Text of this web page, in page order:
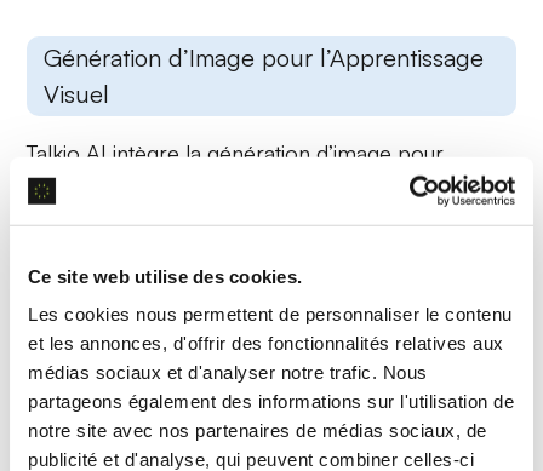
Ce site web utilise des cookies.
Les cookies nous permettent de personnaliser le contenu
et les annonces, d'offrir des fonctionnalités relatives aux
médias sociaux et d'analyser notre trafic. Nous
partageons également des informations sur l'utilisation de
notre site avec nos partenaires de médias sociaux, de
publicité et d'analyse, qui peuvent combiner celles-ci
Génération d’Image pour l’Apprentissage
Visuel
Talkio AI intègre lagénération d’image pour
illustrer des concepts linguistiques, aidant à la
mémorisation et à la compréhension visuelle des
Exemple d’utilisation
Lors d’une leçon, des images générées montrent
le contexte des mots, facilitant ainsi une
compréhension intuitivepour l’apprenant.